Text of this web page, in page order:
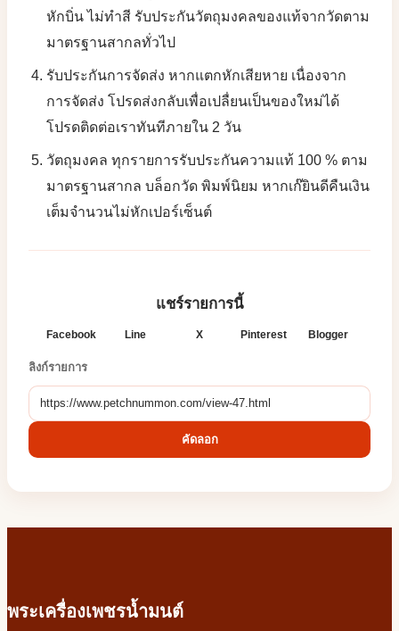
หักบิ่น ไม่ทำสี รับประกันวัตถุมงคลของแท้จากวัดตาม
มาตรฐานสากลทั่วไป
รับประกันการจัดส่ง หากแตกหักเสียหาย เนื่องจาก
การจัดส่ง โปรดส่งกลับเพื่อเปลื่ยนเป็นของใหม่ได้
โปรดติดต่อเราทันทีภายใน 2 วัน
วัตถุมงคล ทุกรายการรับประกันความแท้ 100 % ตาม
มาตรฐานสากล บล็อกวัด พิมพ์นิยม หากเก๊ยินดีคืนเงิน
เต็มจำนวนไม่หักเปอร์เซ็นต์
แชร์รายการนี้
Facebook Line X Pinterest Blogger
ลิงก์รายการ
คัดลอก
พระเครื่องเพชรน้ำมนต์